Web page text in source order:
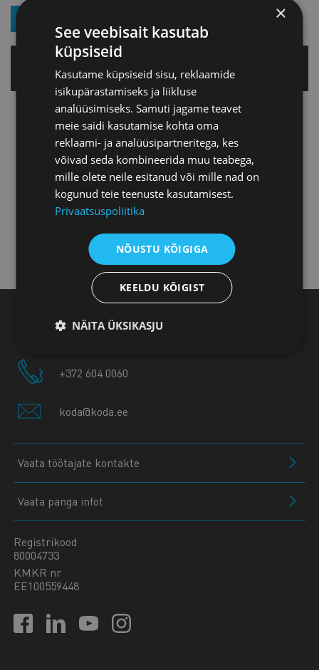
Tallinnas
Tartu esindus
Pärnu esindus
Jõhvi esindus
Kuressaare esindus
Eesti Kaubandus-Tööstuskoda, Toom-Kooli 17,
+372 604 0060
koda@koda.ee
Vaata töötajate kontakte
Vaata panga infot
Registrikood
80004733
KMKR nr
EE100559448
×
See veebisait kasutab
küpsiseid
Kasutame küpsiseid sisu, reklaamide
isikupärastamiseks ja liikluse
analüüsimiseks. Samuti jagame teavet
meie saidi kasutamise kohta oma
reklaami- ja analüüsipartneritega, kes
võivad seda kombineerida muu teabega,
mille olete neile esitanud või mille nad on
kogunud teie teenuste kasutamisest.
Privaatsuspoliitika
NÕUSTU KÕIGIGA
KEELDU KÕIGIST
NÄITA ÜKSIKASJU